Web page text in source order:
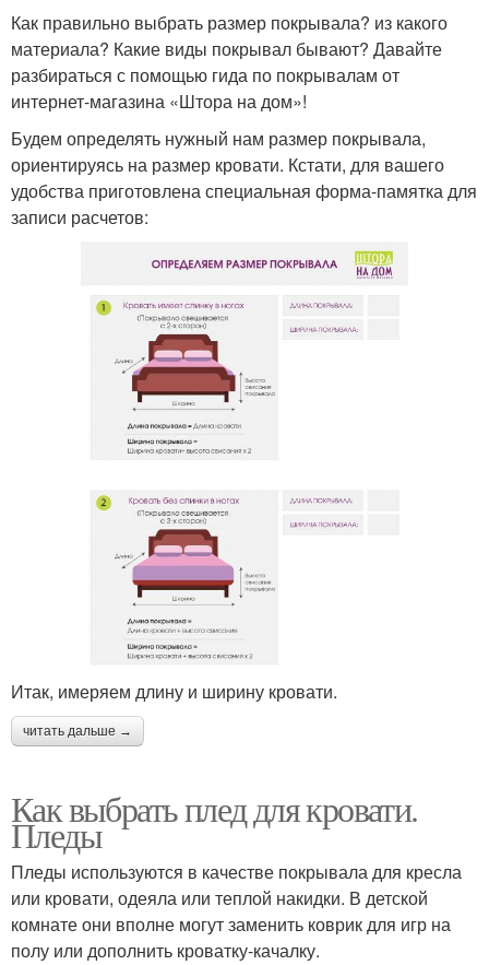
Как правильно выбрать размер покрывала? из какого
материала? Какие виды покрывал бывают? Давайте
разбираться с помощью гида по покрывалам от
интернет-магазина «Штора на дом»!
Будем определять нужный нам размер покрывала,
ориентируясь на размер кровати. Кстати, для вашего
удобства приготовлена специальная форма-памятка для
записи расчетов:
Итак, имеряем длину и ширину кровати.
читать дальше →
Как выбрать плед для кровати.
Пледы
Пледы используются в качестве покрывала для кресла
или кровати, одеяла или теплой накидки. В детской
комнате они вполне могут заменить коврик для игр на
полу или дополнить кроватку-качалку.